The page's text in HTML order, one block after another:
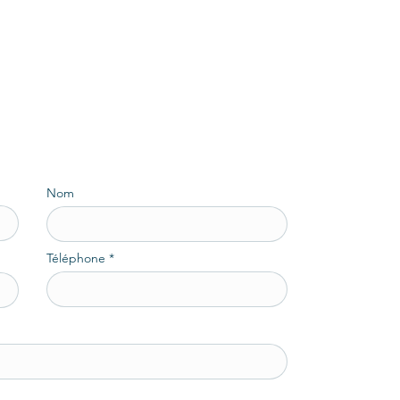
Nom
Téléphone